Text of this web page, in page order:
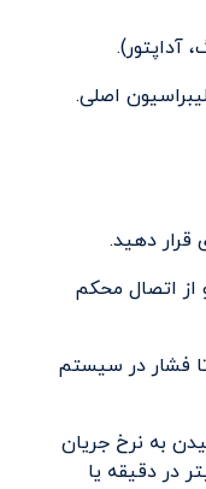
آداپتور).
اصلی.
از اتصال محکم
تا فشار در سیستم
به نرخ جریان
توسط سازنده (معمولاً 0.5 لیتر در دقیقه یا